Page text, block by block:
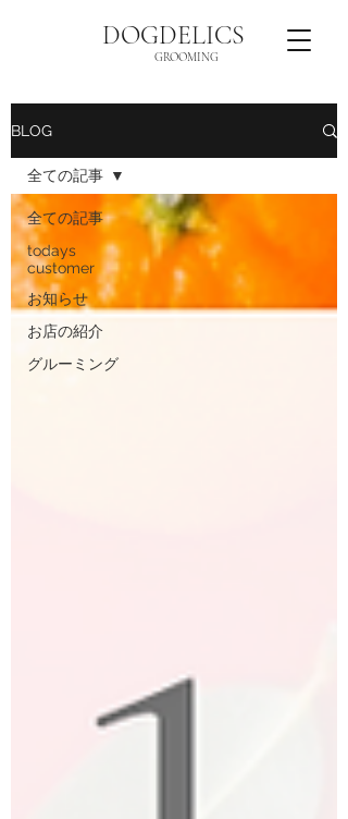
DOGDELICS
GROOMING
BLOG
全ての記事
todays
customer
お知らせ
お店の紹介
グルーミング
全ての記事